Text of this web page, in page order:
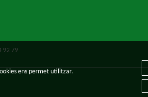
92 79
ens permet utilitzar.